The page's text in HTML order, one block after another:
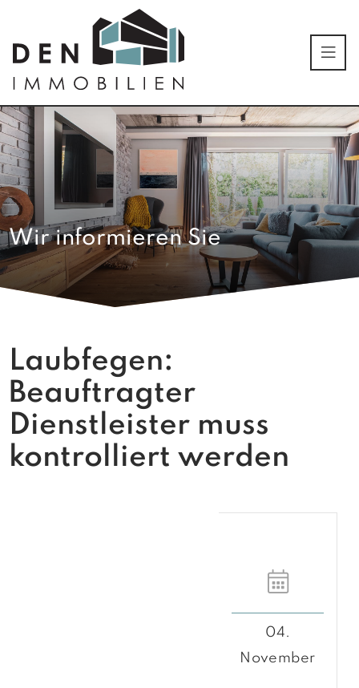
Wir informieren Sie
Laubfegen:
Beauftragter
Dienstleister muss
kontrolliert werden
04.
November